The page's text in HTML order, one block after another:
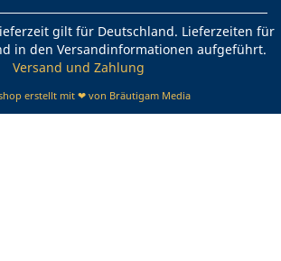
gilt für Deutschland. Lieferzeiten für
in den Versandinformationen aufgeführt.
Versand und Zahlung
erstellt mit ❤ von Bräutigam Media